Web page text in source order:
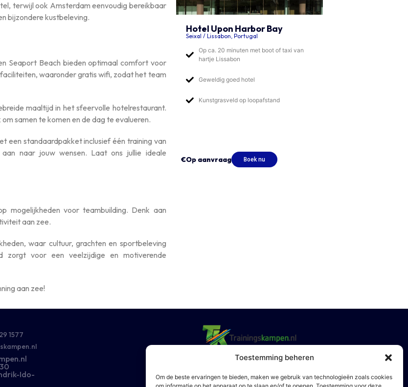
Toestemming beheren
Om de beste ervaringen te bieden, maken we gebruik van technologieën zoals cookies
terwijl ook Amsterdam eenvoudig bereikbaar
bijzondere kustbeleving.
Seaport Beach bieden optimaal comfort voor
waaronder gratis wifi, zodat het team
maaltijd in het sfeervolle hotelrestaurant.
samen te komen en de dag te evalueren.
een standaardpakket inclusief één training van
naar jouw wensen. Laat ons jullie ideale
mogelijkheden voor teambuilding. Denk aan
aan zee.
waar cultuur, grachten en sportbeleving
zorgt voor een veelzijdige en motiverende
aan zee!
Hotel Upon Harbor Bay
Seixal / Lissabon, Portugal
Op ca. 20 minuten met boot of taxi van
hartje Lissabon
Geweldig goed hotel
Kunstgrasveld op loopafstand
€Op aanvraag Boek nu
1577​
Ido-